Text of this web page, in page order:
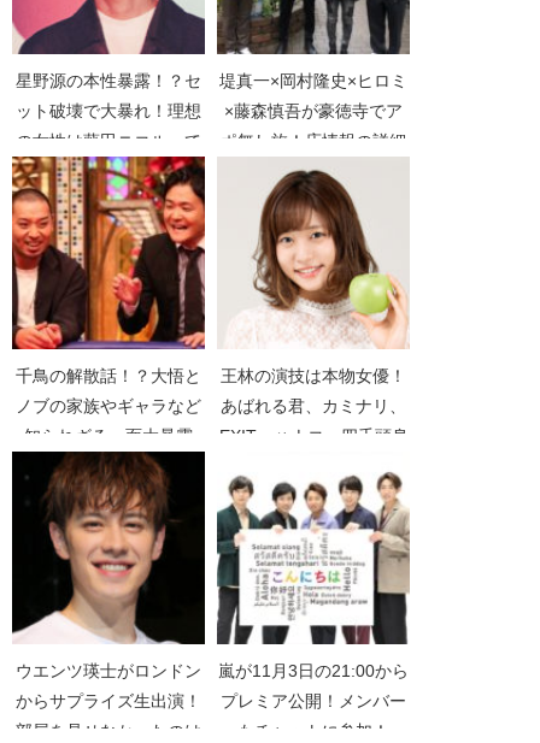
星野源の本性暴露！？セ
ット破壊で大暴れ！理想
の女性は藤田ニコルって
マジか【しゃべくり
007】
堤真一×岡村隆史×ヒロミ
×藤森慎吾が豪徳寺でア
ポ無し旅！店情報の詳細
紹介【火曜サプライズ】
【決済！忠臣蔵】
千鳥の解散話！？大悟と
ノブの家族やギャラなど
知られざる一面大暴露
【トキオカケル】【千鳥
の大漫才2019】
王林の演技は本物女優！
あばれる君、カミナリ、
EXIT、ハナコ、四千頭身
ル】
ウエンツ瑛士がロンドン
からサプライズ生出演！
部屋を見せなかったのは
嵐が11月3日の21:00から
プレミア公開！メンバー
もチャットに参加！